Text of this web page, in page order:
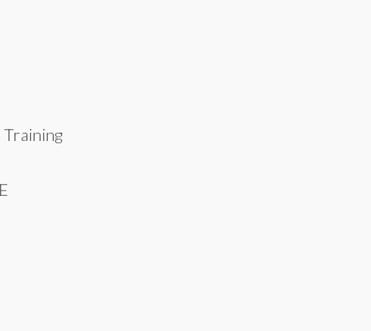
Training